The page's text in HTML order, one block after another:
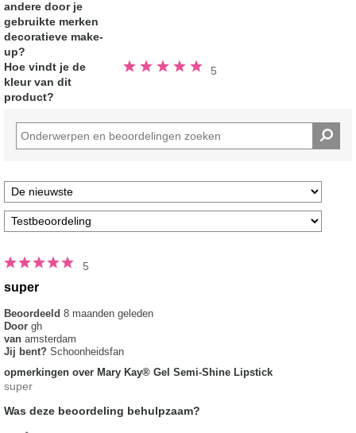
andere door je
gebruikte merken
decoratieve make-
up?
Hoe vindt je de
kleur van dit
product?
5
Beoordeeld
5.0
5
super
Beoordeeld 8 maanden geleden
Door gh
van amsterdam
Jij bent? Schoonheidsfan
opmerkingen over Mary Kay® Gel Semi-Shine Lipstick
super
Was deze beoordeling behulpzaam?